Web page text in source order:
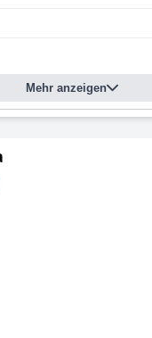
Mehr anzeigen